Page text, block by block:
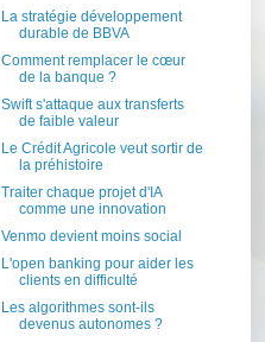
La stratégie développement
durable de BBVA
Comment remplacer le cœur
de la banque ?
Swift s'attaque aux transferts
de faible valeur
Le Crédit Agricole veut sortir de
la préhistoire
Traiter chaque projet d'IA
comme une innovation
Venmo devient moins social
L'open banking pour aider les
clients en difficulté
Les algorithmes sont-ils
devenus autonomes ?